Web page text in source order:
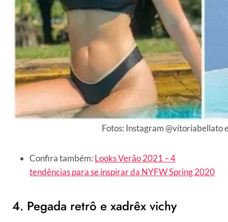
Fotos: Instagram @vitoriabellato
Confira também: Looks Verão 2021 – 4
tendências para se inspirar da NYFW Spring 2020
4. Pegada retrô e xadrêx vichy